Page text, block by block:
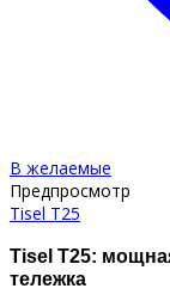
В желаемые
Предпросмотр
Tisel T25
Tisel T25:
тележка